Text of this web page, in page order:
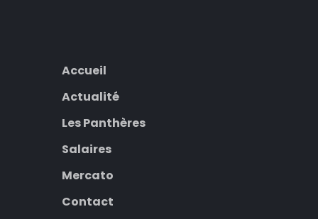
Accueil
Actualité
Les Panthères
Salaires
Mercato
Contact